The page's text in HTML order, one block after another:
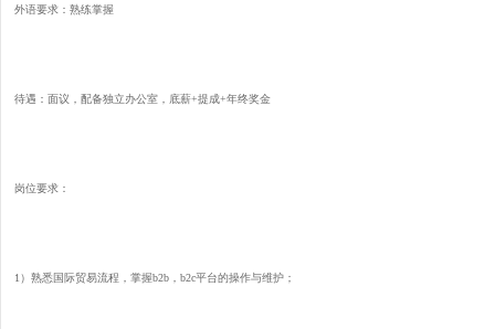
外语要求：熟练掌握
待遇：面议，配备独立办公室，底薪+提成+年终奖金
岗位要求：
1）熟悉国际贸易流程，掌握b2b，b2c平台的操作与维护；